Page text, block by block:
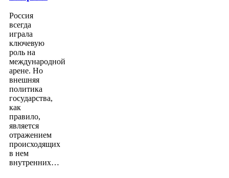
Россия
всегда
играла
ключевую
роль на
международной
арене. Но
внешняя
политика
государства,
как
правило,
является
отражением
происходящих
в нем
внутренних…